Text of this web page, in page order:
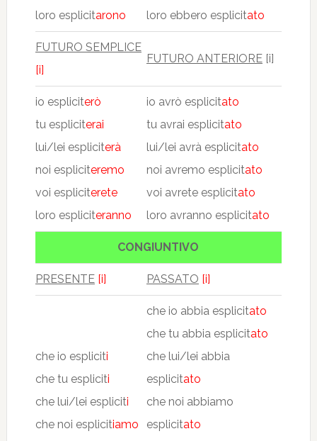
loro esplicitarono
loro ebbero esplicitato
FUTURO SEMPLICE
[i]
FUTURO ANTERIORE[i]
io espliciterò
tu espliciterai
lui/lei espliciterà
noi espliciteremo
voi espliciterete
loro espliciteranno
io avrò esplicitato
tu avrai esplicitato
lui/lei avrà esplicitato
noi avremo esplicitato
voi avrete esplicitato
loro avranno esplicitato
CONGIUNTIVO
PRESENTE [i] PASSATO [i]
che io espliciti
che tu espliciti
che lui/lei espliciti
che noi esplicitiamo
che io abbia esplicitato
che tu abbia esplicitato
che lui/lei abbia
esplicitato
che noi abbiamo
esplicitato